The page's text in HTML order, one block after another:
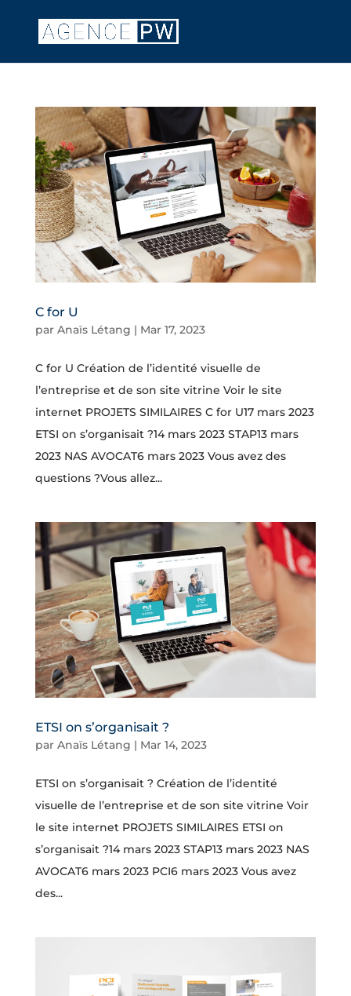
C for U
par Anaïs Létang | Mar 17, 2023
C for U Création de l’identité visuelle de
l’entreprise et de son site vitrine Voir le site
internet PROJETS SIMILAIRES C for U17 mars 2023
ETSI on s’organisait ?14 mars 2023 STAP13 mars
2023 NAS AVOCAT6 mars 2023 Vous avez des
questions ?Vous allez...
ETSI on s’organisait ?
par Anaïs Létang | Mar 14, 2023
ETSI on s’organisait ? Création de l’identité
visuelle de l’entreprise et de son site vitrine Voir
le site internet PROJETS SIMILAIRES ETSI on
s’organisait ?14 mars 2023 STAP13 mars 2023 NAS
AVOCAT6 mars 2023 PCI6 mars 2023 Vous avez
des...